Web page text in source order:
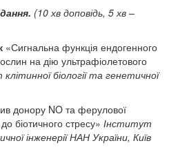
(10 хв доповідь, 5 хв –
«Сигнальна функція ендогенного
на дію ультрафіолетового
біології та генетичної
донору NO та ферулової
біотичного стресу» Інститут
інженерії НАН України, Київ